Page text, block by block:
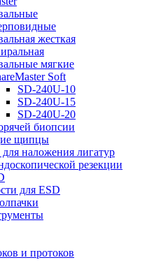
жесткая
мягкие
Soft
SD-240U-10
SD-240U-15
SD-240U-20
биопсии
щипцы
наложения лигатур
резекции
для ESD
и протоков